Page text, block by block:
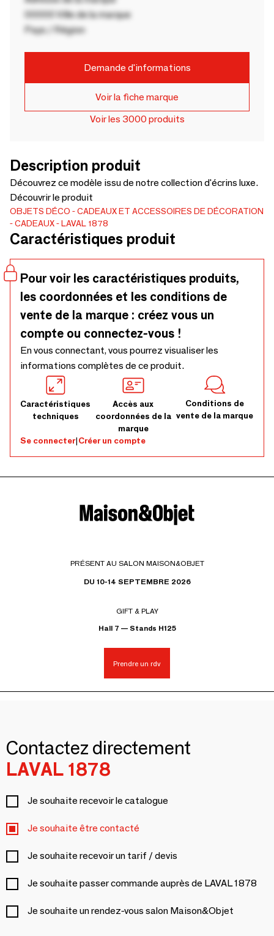
00000 Ville de la marque
Pays / Région
Demande d'informations
Voir la fiche marque
Voir les 3000 produits
Description produit
Découvrez ce modèle issu de notre collection d'écrins luxe.
Découvrir le produit
OBJETS DÉCO
CADEAUX ET ACCESSOIRES DE DÉCORATION
CADEAUX
LAVAL 1878
Caractéristiques produit
Pour voir les caractéristiques produits,
les coordonnées et les conditions de
vente de la marque : créez vous un
compte ou connectez-vous !
En vous connectant, vous pourrez visualiser les
informations complètes de ce produit.
Caractéristiques
techniques
Accès aux
coordonnées de la
marque
Conditions de
vente de la marque
Se connecter|Créer un compte
PRÉSENT AU SALON MAISON&OBJET
DU 10-14 SEPTEMBRE 2026
GIFT & PLAY
Hall 7 — Stands H125
Prendre un rdv
Contactez directement
LAVAL 1878
Je souhaite recevoir le catalogue
Je souhaite être contacté
Je souhaite recevoir un tarif / devis
Je souhaite passer commande auprès de LAVAL 1878
Je souhaite un rendez-vous salon Maison&Objet